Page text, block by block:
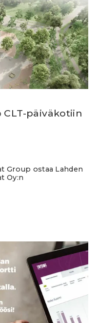
päiväkotiin
Group ostaa Lahden
Oy:n